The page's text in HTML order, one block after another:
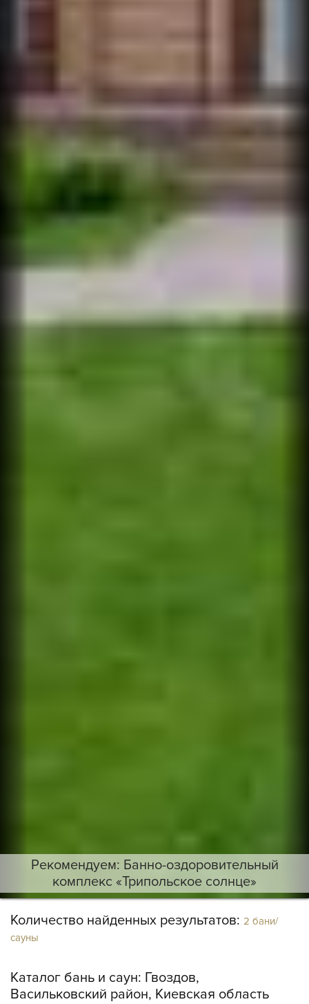
Рекомендуем: Банно-оздоровительный
комплекс «Трипольское солнце»
Количество найденных результатов: 2 бани/
сауны
Каталог бань и саун: Гвоздов,
Васильковский район, Киевская область